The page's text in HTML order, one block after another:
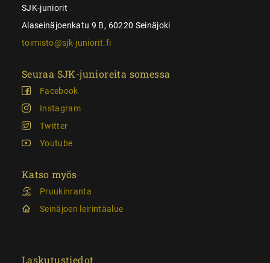
SJK-juniorit
Alaseinäjoenkatu 9 B, 60220 Seinäjoki
toimisto@sjk-juniorit.fi
Seuraa SJK-junioreita somessa
Facebook
Instagram
Twitter
Youtube
Katso myös
Pruukinranta
Seinäjoen leirintäalue
Laskutustiedot